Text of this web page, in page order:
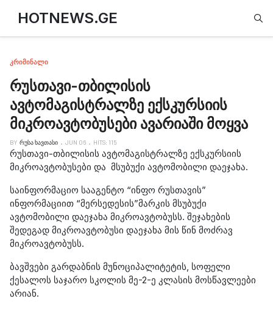
HOTNEWS.GE
ᲙᲠᲘᲛᲘᲜᲐᲚᲘ
რუსთავი-თბილისის
ავტომაგისტრალზე ექსკურსიის
მიკროავტობუსები ავარიაში მოყვა
BY ᲠᲣᲡᲐ ᲮᲐᲕᲗᲐᲡᲘ JUN 06 HITS: 115
რუსთავი-თბილისის ავტომაგისტრალზე ექსკურსიის
მიკროავტობუსები და მსუბუქი ავტომობილი დაეჯახა.
საინფორმაციო სააგენტო “ინფო რუსთავის”
ინფორმაციით “მერსედესის”მარკის მსუბუქი
ავტომობილი დაეჯახა მიკროავტობუსს. შეჯახების
შედეგად მიკროავტობუსი დაეჯახა მის წინ მოძრავ
მიკროავტობუსს.
ბავშვები გარდაბნის მუნოციპალიტეტის, სოფელი
ქესალოს საჯარო სკოლის მე-2-ე კლასის მოსწავლეები
არიან.